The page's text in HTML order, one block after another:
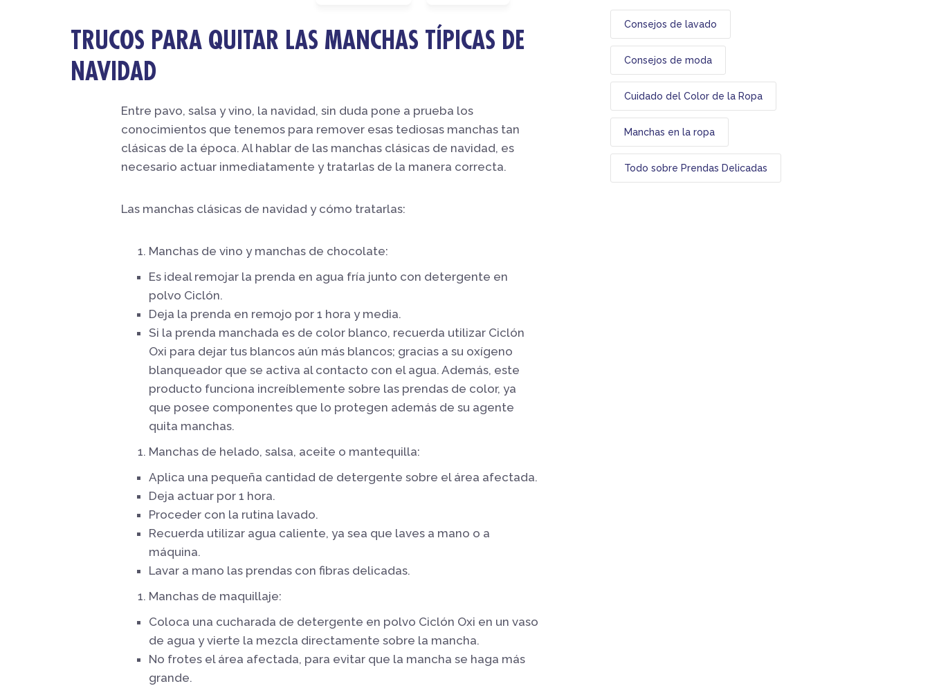
TRUCOS PARA QUITAR LAS MANCHAS TÍPICAS DE
NAVIDAD
Entre pavo, salsa y vino, la navidad, sin duda pone a prueba los
conocimientos que tenemos para remover esas tediosas manchas tan
clásicas de la época. Al hablar de las manchas clásicas de navidad, es
necesario actuar inmediatamente y tratarlas de la manera correcta.
Las manchas clásicas de navidad y cómo tratarlas:
Manchas de vino y manchas de chocolate:
Es ideal remojar la prenda en agua fría junto con detergente en
polvo Ciclón.
Deja la prenda en remojo por 1 hora y media.
Si la prenda manchada es de color blanco, recuerda utilizar Ciclón
Oxi para dejar tus blancos aún más blancos; gracias a su oxígeno
blanqueador que se activa al contacto con el agua. Además, este
producto funciona increíblemente sobre las prendas de color, ya
que posee componentes que lo protegen además de su agente
quita manchas.
Manchas de helado, salsa, aceite o mantequilla:
Aplica una pequeña cantidad de detergente sobre el área afectada.
Deja actuar por 1 hora.
Proceder con la rutina lavado.
Recuerda utilizar agua caliente, ya sea que laves a mano o a
máquina.
Lavar a mano las prendas con fibras delicadas.
Manchas de maquillaje:
Coloca una cucharada de detergente en polvo Ciclón Oxi en un vaso
de agua y vierte la mezcla directamente sobre la mancha.
No frotes el área afectada, para evitar que la mancha se haga más
grande.
Consejos de lavado
Consejos de moda
Cuidado del Color de la Ropa
Manchas en la ropa
Todo sobre Prendas Delicadas